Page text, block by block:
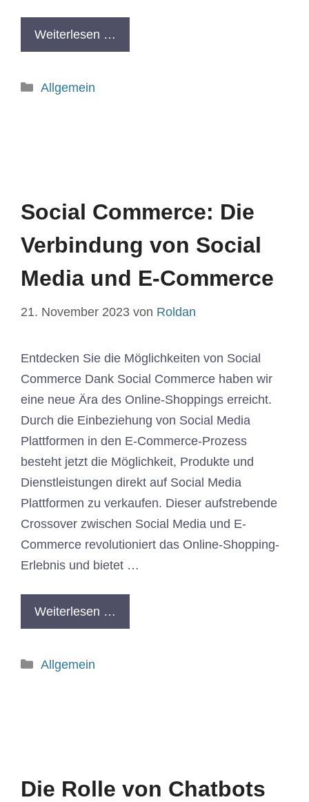
Weiterlesen …
Allgemein
Social Commerce: Die
Verbindung von Social
Media und E-Commerce
21. November 2023 von Roldan
Entdecken Sie die Möglichkeiten von Social
Commerce Dank Social Commerce haben wir
eine neue Ära des Online-Shoppings erreicht.
Durch die Einbeziehung von Social Media
Plattformen in den E-Commerce-Prozess
besteht jetzt die Möglichkeit, Produkte und
Dienstleistungen direkt auf Social Media
Plattformen zu verkaufen. Dieser aufstrebende
Crossover zwischen Social Media und E-
Commerce revolutioniert das Online-Shopping-
Erlebnis und bietet …
Weiterlesen …
Allgemein
Die Rolle von Chatbots